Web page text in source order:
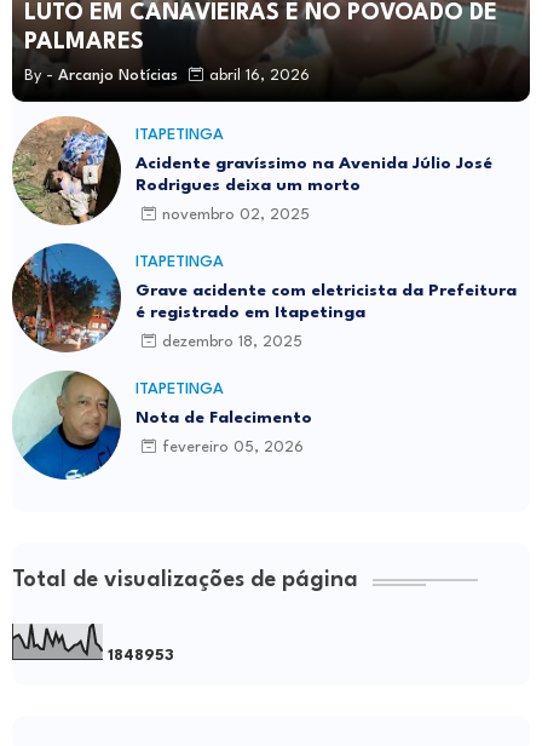
LUTO EM CANAVIEIRAS E NO POVOADO DE
PALMARES
By - Arcanjo Notícias abril 16, 2026
ITAPETINGA
Acidente gravíssimo na Avenida Júlio José
Rodrigues deixa um morto
novembro 02, 2025
ITAPETINGA
Grave acidente com eletricista da Prefeitura
é registrado em Itapetinga
dezembro 18, 2025
ITAPETINGA
Nota de Falecimento
fevereiro 05, 2026
Total de visualizações de página
1 848953